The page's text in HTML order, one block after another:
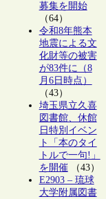
募集を開始
（64）
令和8年熊本
地震による文
化財等の被害
が83件に（8
月6日時点）
（43）
埼玉県立久喜
図書館、休館
日特別イベン
ト「本のタイ
トルで一句!」
を開催（43）
E2903 – 琉球
大学附属図書